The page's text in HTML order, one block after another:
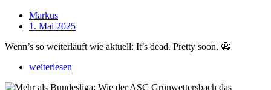
Markus
1. Mai 2025
Wenn’s so weiterläuft wie aktuell: It’s dead. Pretty soon. 😬
weiterlesen